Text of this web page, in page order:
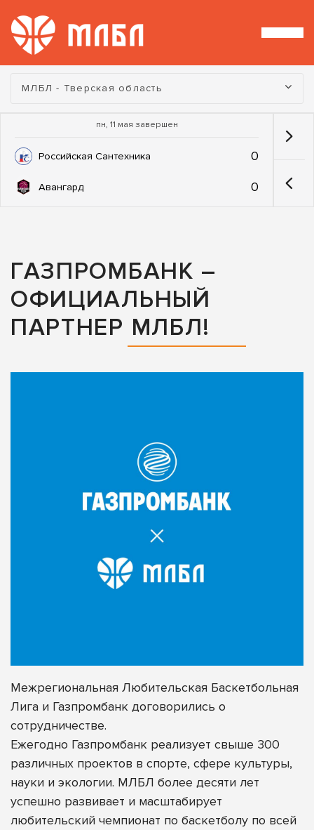
Турнир:
МЛБЛ - Тверская область
пн, 11 мая завершен
Российская Сантехника 0
Авангард 0
ГАЗПРОМБАНК –
ОФИЦИАЛЬНЫЙ
ПАРТНЕР МЛБЛ!
Межрегиональная Любительская Баскетбольная
Лига и Газпромбанк договорились о
сотрудничестве.
Ежегодно Газпромбанк реализует свыше 300
различных проектов в спорте, сфере культуры,
науки и экологии. МЛБЛ более десяти лет
успешно развивает и масштабирует
любительский чемпионат по баскетболу по всей